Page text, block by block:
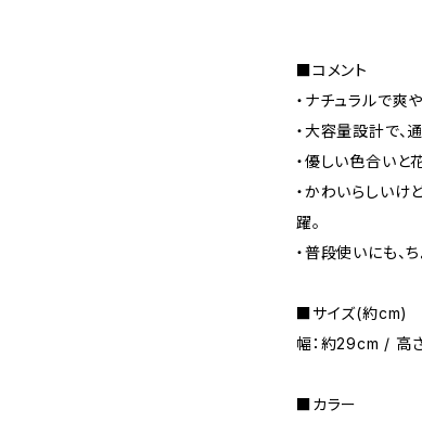
■コメント
・ナチュラルで爽
・大容量設計で、
・優しい色合いと
・かわいらしいけ
躍。
・普段使いにも、
■サイズ(約cm)
幅：約29cm / 高
■カラー